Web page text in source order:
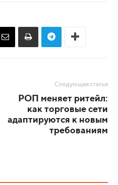
Следующая статья
РОП меняет ритейл:
как торговые сети
адаптируются к новым
требованиям